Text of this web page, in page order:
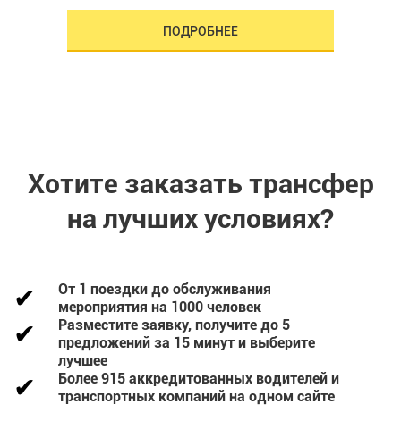
ПОДРОБНЕЕ
Хотите заказать трансфер
на лучших условиях?
От 1 поездки до обслуживания
мероприятия на 1000 человек
Разместите заявку, получите до 5
предложений за 15 минут и выберите
лучшее
Более 915 аккредитованных водителей и
транспортных компаний на одном сайте